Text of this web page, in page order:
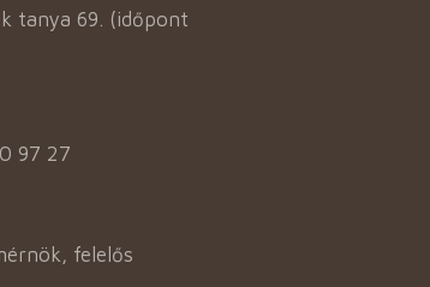
tanya 69. (időpont
97 27
felelős